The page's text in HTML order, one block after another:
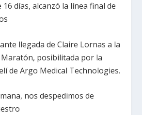
16 días, alcanzó la línea final de
llegada de Claire Lornas a la
posibilitada por la
de Argo Medical Technologies.
nos despedimos de